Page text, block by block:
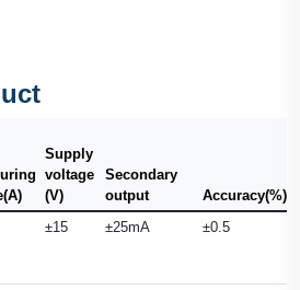
Supply
voltage
(V)
Secondary
output
Accuracy(%)
±15 ±25mA ±0.5